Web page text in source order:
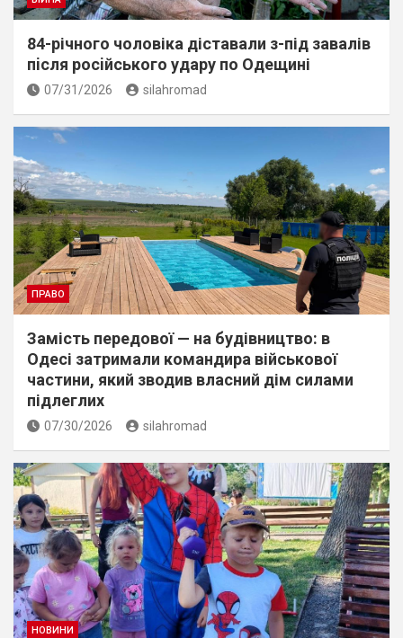
84-річного чоловіка діставали з-під завалів
пiсля росiйського удару по Одещині
07/31/2026 silahromad
ПРАВО
Замість передової — на будівництво: в
Одесі затримали командира військової
частини, який зводив власний дім силами
підлеглих
07/30/2026 silahromad
НОВИНИ